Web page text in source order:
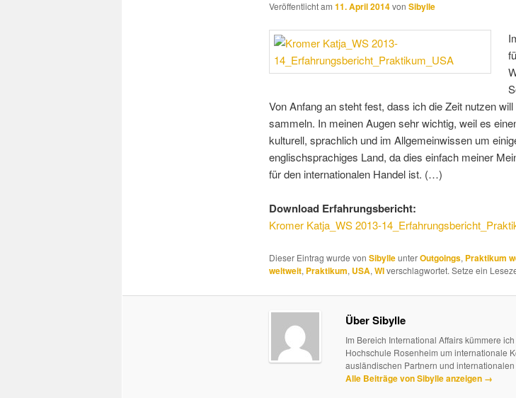
Veröffentlicht am 11. April 2014von Sibylle
Von Anfang an steht fest, dass ich die Zeit nutzen
sammeln. In meinen Augen sehr wichtig, weil es
kulturell, sprachlich und im Allgemeinwissen um
englischsprachiges Land, da dies einfach meiner
für den internationalen Handel ist. (…)
Download Erfahrungsbericht:
Kromer Katja_WS 2013-
Dieser Eintrag wurde von SibylleunterOutgoings, Praktikum
weltweit, Praktikum, USA, WIverschlagwortet. Setze ein
Über Sibylle
Im Bereich International Affairs kümmere
Hochschule Rosenheim um internationale
ausländischen Partnern und
Alle Beiträge von Sibylle anzeigen →